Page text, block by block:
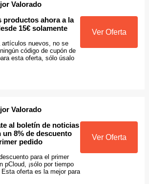
Valorado
productos ahora a la
15€ solamente
artículos nuevos, no se
código de cupón de
esta oferta, sólo úsalo
Ver Oferta
Valorado
al boletín de noticias
un 8% de descuento
pedido
para el primer
pCloud, ¡sólo por tiempo
Esta oferta es la mejor para
Ver Oferta